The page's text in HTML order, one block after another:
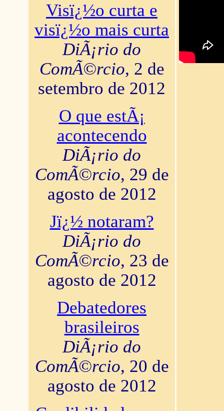
Visï¿½o curta e
visï¿½o mais curta
DiÃ¡rio do
ComÃ©rcio, 2 de
setembro de 2012
O que estÃ¡
acontecendo
DiÃ¡rio do
ComÃ©rcio, 29 de
agosto de 2012
Jï¿½ notaram?
DiÃ¡rio do
ComÃ©rcio, 23 de
agosto de 2012
Debatedores
brasileiros
DiÃ¡rio do
ComÃ©rcio, 20 de
agosto de 2012